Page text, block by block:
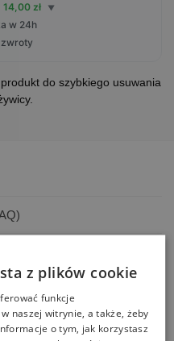
zł ▼
w 24h
do szybkiego usuwania
z plików cookie
funkcje
naszej witrynie, a także, żeby
o tym, jak korzystasz